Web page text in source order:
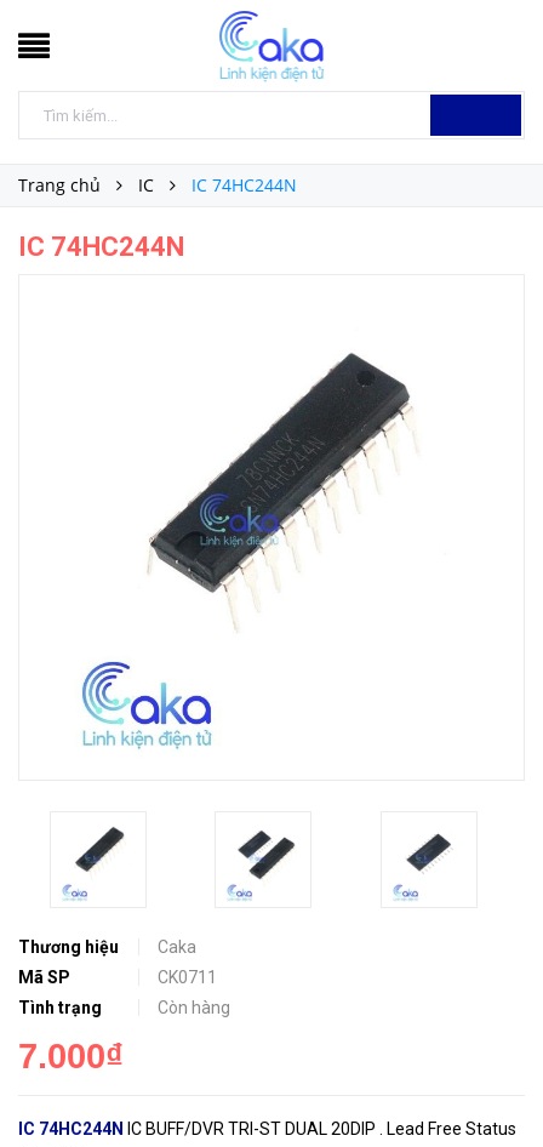
Trang chủ IC IC 74HC244N
IC 74HC244N
Thương hiệu
Caka
Mã SP
CK0711
Tình trạng
Còn hàng
7.000₫
IC 74HC244N IC BUFF/DVR TRI-ST DUAL 20DIP . Lead Free Status